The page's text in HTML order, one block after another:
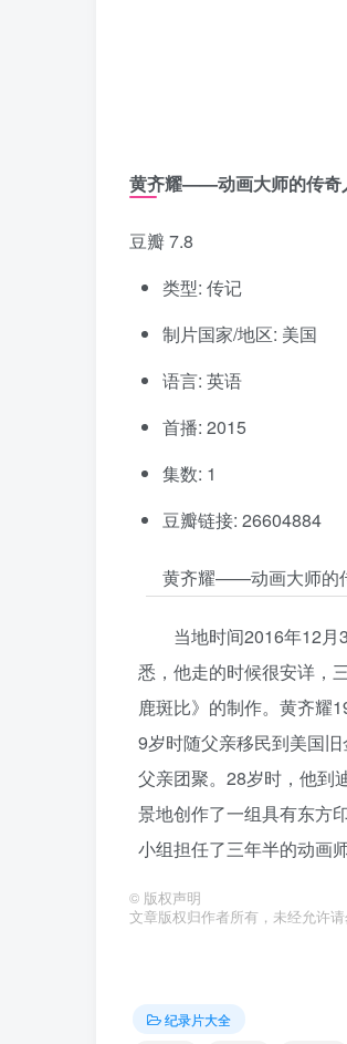
黄齐耀——动画大师的传
豆瓣 7.8
类型: 传记
制片国家/地区: 美国
语言: 英语
首播: 2015
集数: 1
豆瓣链接: 26604884
黄齐耀——动画大师的
当地时间2016年12
悉，他走的时候很安详，
鹿斑比》的制作。黄齐耀
9岁时随父亲移民到美国
父亲团聚。28岁时，他到
景地创作了一组具有东方
小组担任了三年半的动画师
© 版权声明
文章版权归作者所有，未经允许请
纪录片大全